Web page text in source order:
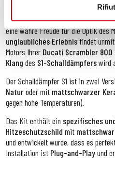
die in einer geschützten Umgebung
Schweißnähte, die
eine wahre Freude für die Optik des
unglaubliches Erlebnisfindet
Motors Ihrer Ducati Scrambler 800
Klang des S1-Schalldämpferswird
Der Schalldämpfer S1 ist in zwei
Naturoder mit mattschwarzer
gegen hohe Temperaturen).
Das Kit enthält ein spezifisches
Hitzeschutzschild mit
und entwickelt wurde, dass es
Installation ist Plug-and-Playund